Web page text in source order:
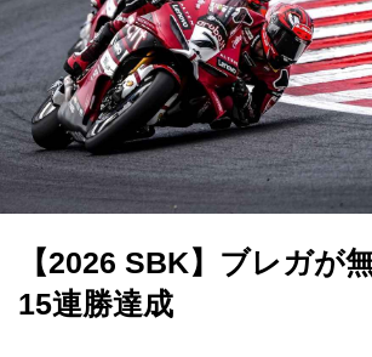
【2026 SBK】ブレガが
15連勝達成